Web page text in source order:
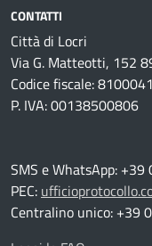
CONTATTI
Città di Locri
Via G. Matteotti, 152
Codice fiscale:
P. IVA: 00138500806
SMS e WhatsApp:
PEC:
Centralino unico: +39